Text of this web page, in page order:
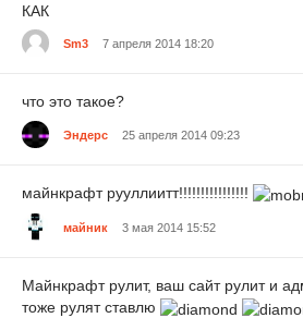
КАК
Sm3 7 апреля 2014 18:20
что это такое?
Эндерс 25 апреля 2014 09:23
майнкрафт рууллиитт!!!!!!!!!!!!!!!!
майник 3 мая 2014 15:52
Майнкрафт рулит, ваш сайт рулит и
тоже рулят ставлю